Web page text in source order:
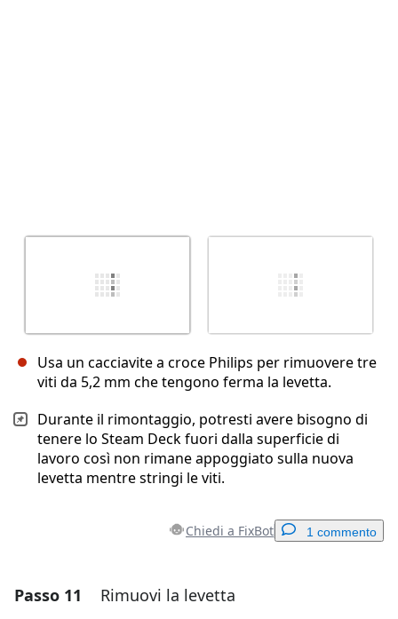
Usa un cacciavite a croce Philips per rimuovere tre
viti da 5,2 mm che tengono ferma la levetta.
Durante il rimontaggio, potresti avere bisogno di
tenere lo Steam Deck fuori dalla superficie di
lavoro così non rimane appoggiato sulla nuova
levetta mentre stringi le viti.
Chiedi a FixBot 1 commento
Aggiungi un commento
Passo 11 Rimuovi la levetta